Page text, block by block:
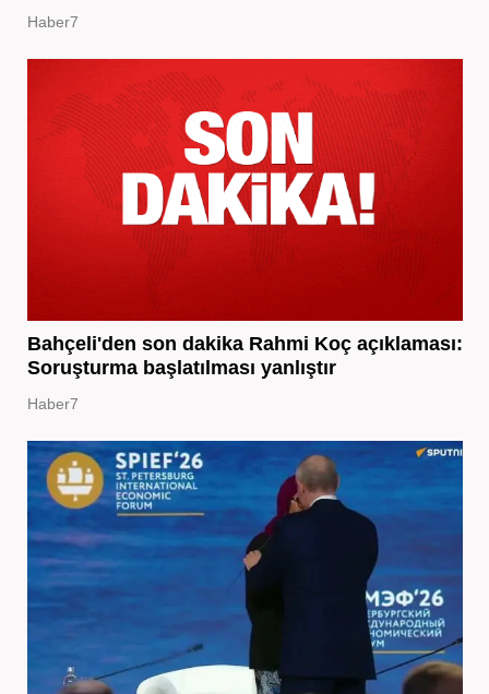
Haber7
Bahçeli'den son dakika Rahmi Koç açıklaması:
Soruşturma başlatılması yanlıştır
Haber7